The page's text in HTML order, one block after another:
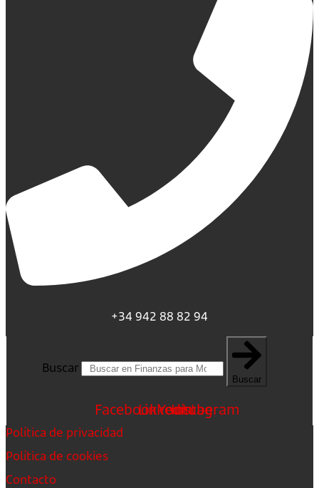
+34 942 88 82 94
Buscar
Buscar
FacebookLinkedin
Youtube
Instagram
Política de privacidad
Política de cookies
Contacto